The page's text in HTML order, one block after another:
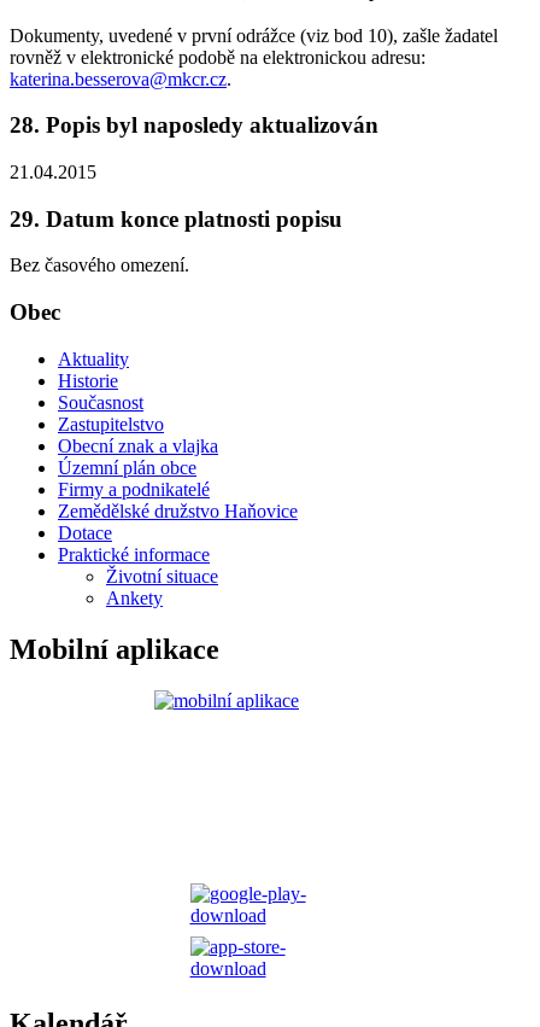
Dokumenty, uvedené v první odrážce (viz bod 10), zašle žadatel
rovněž v elektronické podobě na elektronickou adresu:
katerina.besserova@mkcr.cz.
28. Popis byl naposledy aktualizován
21.04.2015
29. Datum konce platnosti popisu
Bez časového omezení.
Obec
Aktuality
Historie
Současnost
Zastupitelstvo
Obecní znak a vlajka
Územní plán obce
Firmy a podnikatelé
Zemědělské družstvo Haňovice
Dotace
Praktické informace
Životní situace
Ankety
Mobilní aplikace